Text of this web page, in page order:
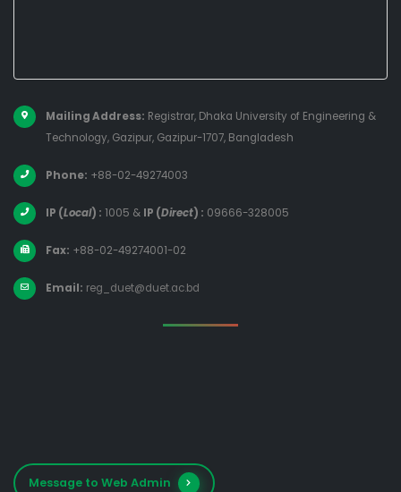
Mailing Address: Registrar, Dhaka University of Engineering &
Technology, Gazipur, Gazipur-1707, Bangladesh
Phone: +88-02-49274003
IP (Local) : 1005 & IP (Direct) : 09666-328005
Fax: +88-02-49274001-02
Email: reg_duet@duet.ac.bd
Message to Web Admin